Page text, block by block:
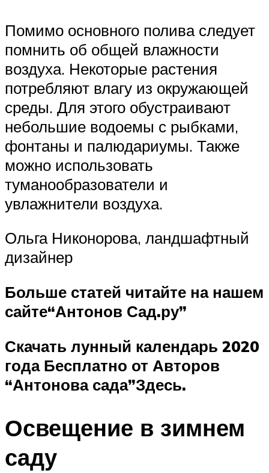
Помимо основного полива следует
помнить об общей влажности
воздуха. Некоторые растения
потребляют влагу из окружающей
среды. Для этого обустраивают
небольшие водоемы с рыбками,
фонтаны и палюдариумы. Также
можно использовать
туманообразователи и
увлажнители воздуха.
Ольга Никонорова, ландшафтный
дизайнер
Больше статей читайте на нашем
сайте“Антонов Сад.ру”
Скачать лунный календарь 2020
года Бесплатно от Авторов
“Антонова сада”Здесь.
Освещение в зимнем
саду